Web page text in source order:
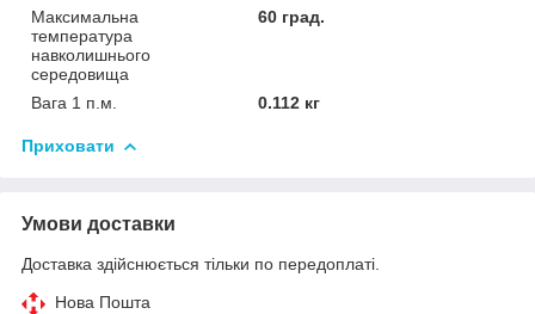
Максимальна
температура
навколишнього
середовища
60 град.
Вага 1 п.м. 0.112 кг
Приховати
Умови доставки
Доставка здійснюється тільки по передоплаті.
Нова Пошта